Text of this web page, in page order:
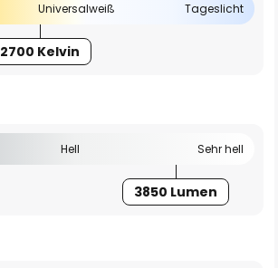
Universalweiß Tageslicht
2700 Kelvin
Hell Sehr hell
3850 Lumen